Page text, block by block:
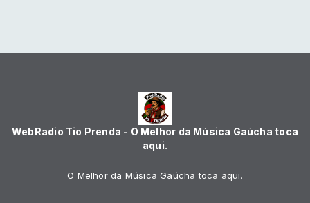
WebRadio Tio Prenda - O Melhor da Música Gaúcha toca
aqui.
O Melhor da Música Gaúcha toca aqui.